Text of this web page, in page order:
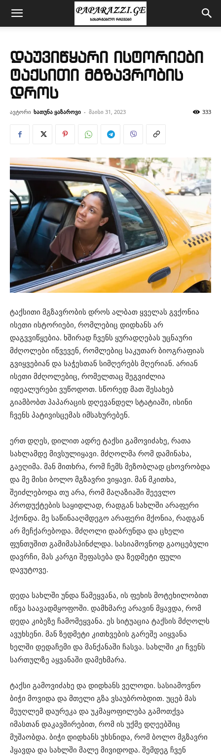
დაუვიწყარი ისტორიები
ტაქსითი მგზავრობის
დროს
ავტორი ხათუნა ყაზაროვი - მაისი 31, 2023 333
ტაქსითი მგზავრობის დროს ალბათ ყველას გვქონია
ისეთი ისტორიები, რომლებიც დიდხანს არ
დაგვვიწყებია. ხშირად ჩვენს ყურადღებას უცნაური
მძღოლები იწვევენ, რომლებიც საკუთარ ბიოგრაფიას
გვიყვებიან და საჭესთან სიმღერებს მღერიან. არიან
ისეთი მძღოლებიც, რომელთაც შეგვიძლია
იდეალურები ვუწოდოთ. სწორედ მათ შესახებ
გიამბობთ პაპარაცის დღევანდელ სტატიაში, ისინი
ჩვენს პატივისცემას იმსახურებენ.
ერთ დღეს, დილით ადრე ტაქსი გამოვიძახე, რათა
სახლამდე მივსულიყავი. მძღოლმა რომ დამინახა,
გაეღიმა. მან მითხრა, რომ ჩემს მეზობლად ცხოვრობდა
და მე მისი ბოლო მგზავრი ვიყავი. მან მკითხა,
შეიძლებოდა თუ არა, რომ მაღაზიაში შეევლო
პროდუქტების საყიდლად, რადგან სახლში არაფერი
ჰქონდა. მე საწინააღმდეგო არაფერი მქონია, რადგან
არ მეჩქარებოდა. მძღოლი დაბრუნდა და ცხელი
ფუნთუშით გამიმასპინძლდა. სასიამოვნოდ გაოცებული
დავრჩი, მას კარგი შეფასება და ზედმეტი ფული
დავუტოვე.
დედა სახლში უნდა წამეყვანა, ის ფეხის მოტეხილობით
იწვა საავადმყოფოში. დამხმარე არავინ მყავდა, რომ
დედა კიბეზე ჩამომეყვანა. ეს სიტუაცია ტაქსის მძღოლს
ავუხსენი. მან ზედმეტი კითხვების გარეშე აიყვანა
ხელში დედაჩემი და მანქანაში ჩასვა. სახლში კი ჩვენს
სართულზე აყვანაში დამეხმარა.
ტაქსი გამოვიძახე და დიდხანს ველოდი. სასიამოვნო
ბიჭი მოვიდა და მთელი გზა ვსაუბრობდით. უცებ მას
მეუღლემ დაურეკა და უკმაყოფილება გამოთქვა
იმასთან დაკავშირებით, რომ ის უქმე დღეებშიც
მუშაობდა. ბიჭი დიდხანს უხსნიდა, რომ ბოლო მგზავრი
ჰყავდა და სახლში მალე მივიდოდა. შემდეგ ჩვენ